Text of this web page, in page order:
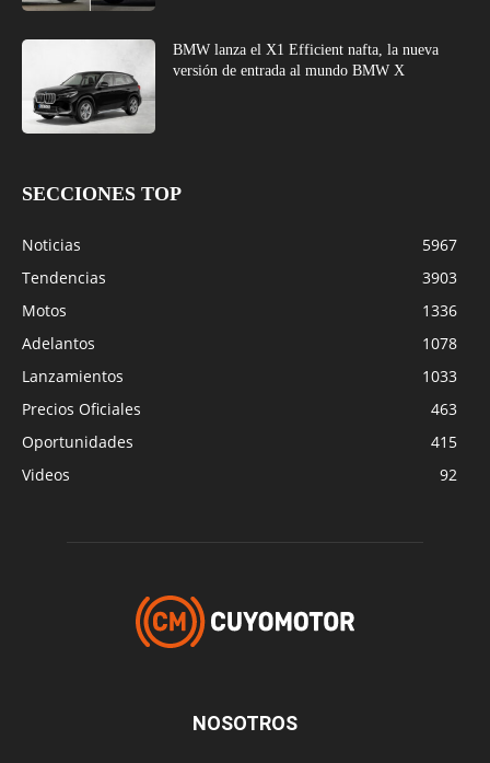
BMW lanza el X1 Efficient nafta, la nueva
versión de entrada al mundo BMW X
SECCIONES TOP
Noticias
5967
Tendencias
3903
Motos
1336
Adelantos
1078
Lanzamientos
1033
Precios Oficiales
463
Oportunidades
415
Videos
92
NOSOTROS